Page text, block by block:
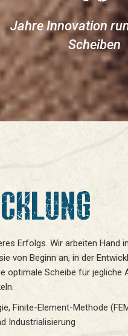
Jahre Innovation
Scheiben
Erfolgs. Wir arbeiten Hand
von Beginn an, in der
optimale Scheibe für jegliche
Finite-Element-Methode
Industrialisierung